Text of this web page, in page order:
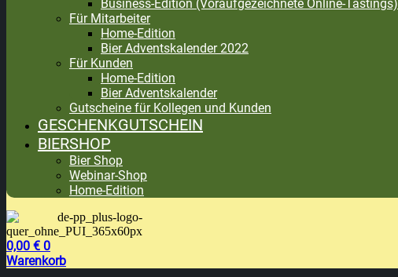
Business-Edition (Voraufgezeichnete Online-Tastings)
Für Mitarbeiter
Home-Edition
Bier Adventskalender 2022
Für Kunden
Home-Edition
Bier Adventskalender
Gutscheine für Kollegen und Kunden
GESCHENKGUTSCHEIN
BIERSHOP
Bier Shop
Webinar-Shop
Home-Edition
0,00 € 0
Warenkorb